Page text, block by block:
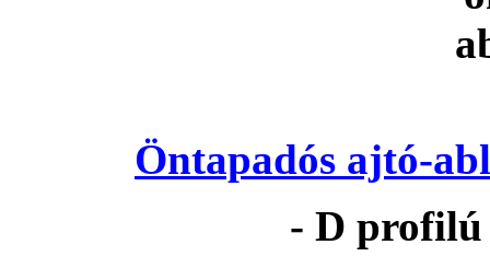
Öntapadós ajtó-
- D profilú